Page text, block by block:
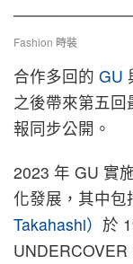
Fashion 時裝
合作多回的 GU
之後帶來第五
報同步公開。
2023 年 GU 實
化發展，其中包
Takahashi） 於